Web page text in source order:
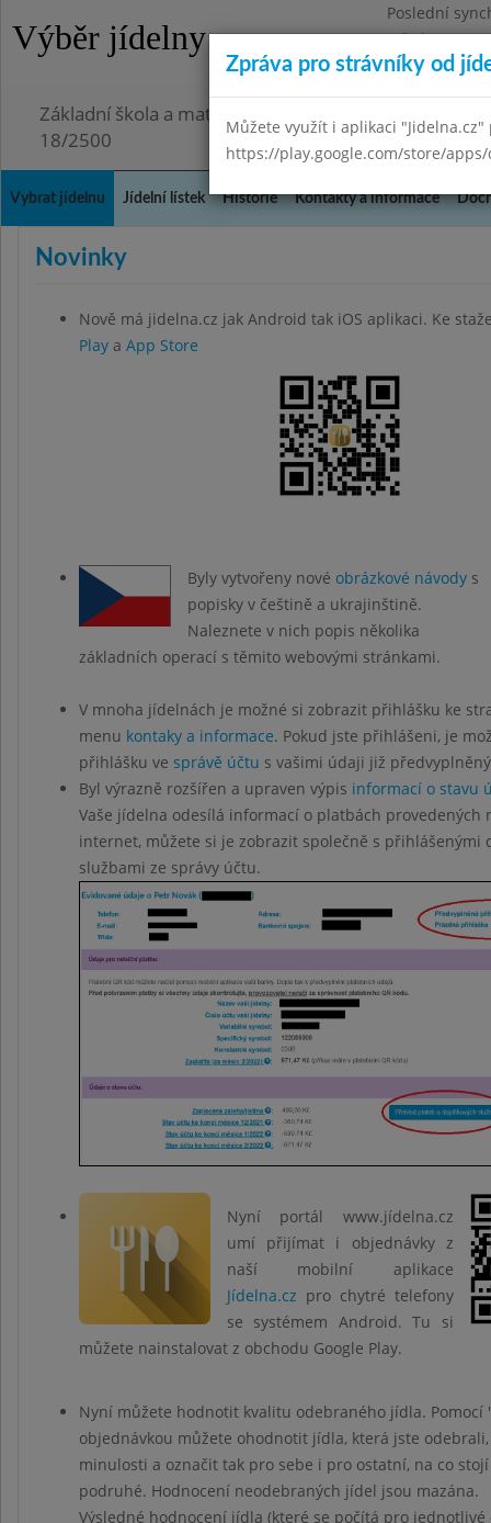
Výběr jídelny
Poslední
Středa
Omezení
Základní škola a mateřská škola Chmelnice, Praha 3,
18/2500
Vybrat jídelnu Jídelní lístek Historie Kontakty a informace
Novinky
Nově má jidelna.cz jak Android tak iOS aplikaci. Ke
Play a App Store
Byly vytvořeny nové obrázkové návodys
popisky v češtině a ukrajinštině.
Naleznete v nich popis několika
základních operací s těmito webovými stránkami.
V mnoha jídelnách je možné si zobrazit přihlášku ke
menu kontaky a informace. Pokud jste přihlášeni, je
přihlášku ve správě účtu s vašimi údaji již
Byl výrazně rozšířen a upraven výpis informací o stavu
Vaše jídelna odesílá informací o platbách provedených
internet, můžete si je zobrazit společně s přihlášenými
službami ze správy účtu.
Nyní portál www.jídelna.cz
umí přijímat i objednávky z
naší mobilní aplikace
Jídelna.cz pro chytré telefony
se systémem Android. Tu si
můžete nainstalovat z obchodu Google Play.
Nyní můžete hodnotit kvalitu odebraného jídla. Pomocí
objednávkou můžete ohodnotit jídla, která jste
minulosti a označit tak pro sebe i pro ostatní, na co
podruhé. Hodnocení neodebraných jídel jsou mazána.
Výsledné hodnocení jídla (které se počítá pro jednotlivé
Zpráva pro strávníky od
Můžete využít i aplikaci
https://play.google.com/store/